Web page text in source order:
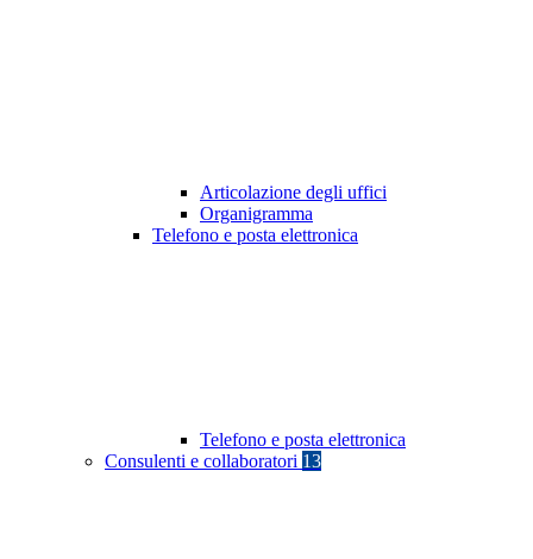
Articolazione degli uffici
Organigramma
Telefono e posta elettronica
Telefono e posta elettronica
Consulenti e collaboratori 13